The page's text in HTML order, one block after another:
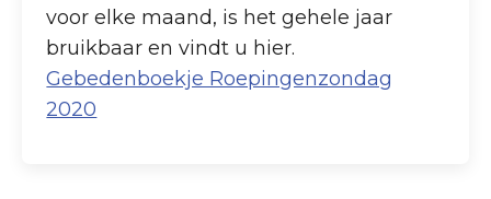
voor elke maand, is het gehele jaar
bruikbaar en vindt u hier.
Gebedenboekje Roepingenzondag
2020